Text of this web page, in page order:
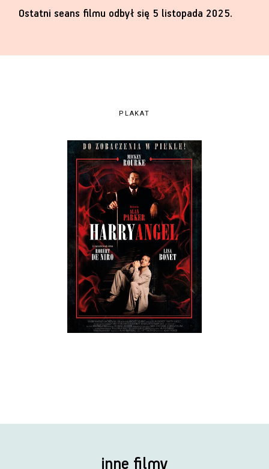
Ostatni seans filmu odbył się 5 listopada 2025.
PLAKAT
inne filmy